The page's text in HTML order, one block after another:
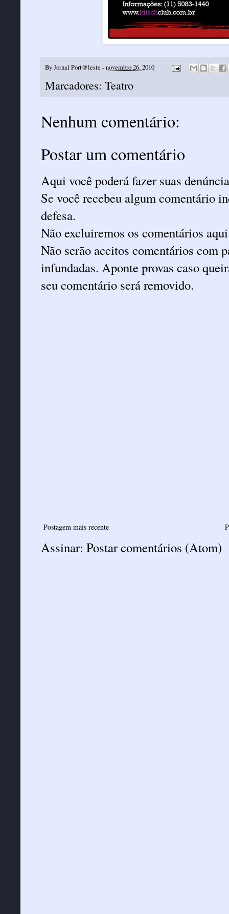
ByJornal Port@leste -novembro 26, 2010
Marcadores: Teatro
Nenhum comentário:
Postar um comentário
Aqui você poderá fazer suas
Se você recebeu algum comentário
defesa.
Não excluiremos os comentários
Não serão aceitos comentários com
infundadas. Aponte provas caso
seu comentário será removido.
Postagem mais recente
Assinar: Postar comentários (Atom)